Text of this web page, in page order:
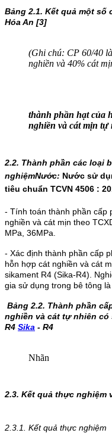
Bảng 2.1. Kết quả một
Hóa An [3]
(Ghi chú: CP 60/40
nghiền và 40% cát
thành phần hạt của h
nghiền và cát mịn tự
2.2. Thành phần các loại
nghiệmNước: Nước sử
tiêu chuẩn TCVN 4506 :
- Tính toán thành phần cấp
nghiền và cát mịn theo
MPa, 36MPa.
- Xác định thành phần cấp
hỗn hợp cát nghiền và cát
sikament R4 (Sika-R4).
gia sử dụng trong bê tông
Bảng 2.2. Thành phần
nghiền và cát tự nhiên có
R4 Sika - R4
Nhãn
2.3. Kết quả thực nghiệm
2.3.1. Kết quả thực nghiệm